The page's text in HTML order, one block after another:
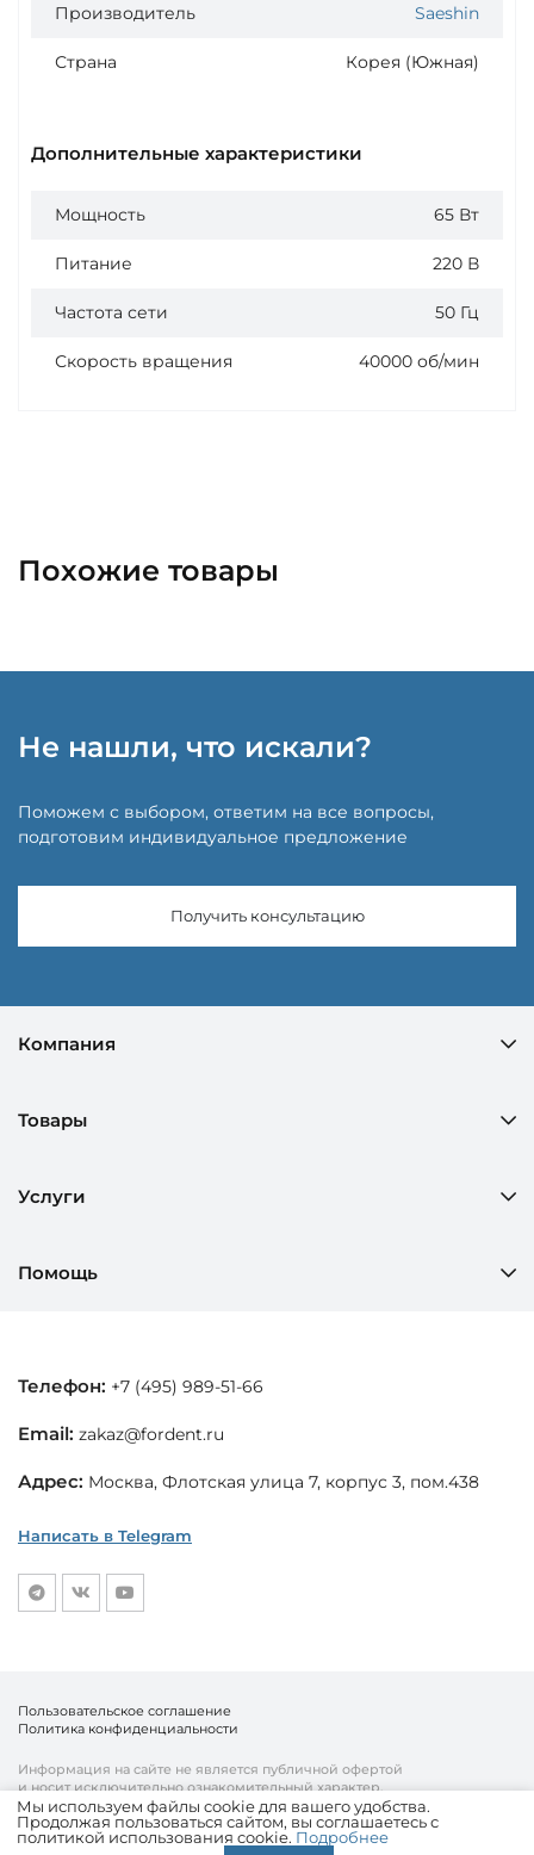
Производитель Saeshin
Страна Корея (Южная)
Дополнительные характеристики
Мощность 65 Вт
Питание 220 В
Частота сети 50 Гц
Скорость вращения 40000 об/мин
Похожие товары
Не нашли, что искали?
Поможем с выбором, ответим на все вопросы,
подготовим индивидуальное предложение
Получить консультацию
Компания
Товары
Услуги
Помощь
Телефон: +7 (495) 989-51-66
Email: zakaz@fordent.ru
Адрес: Москва, Флотская улица 7, корпус 3, пом.438
Написать в Telegram
© «Fordent», 2010—2026
Комплексный подход к вашему бизнесу
Информация на сайте не является публичной офертой
и носит исключительно ознакомительный характер.
Пользовательское соглашение
Политика конфиденциальности
Мы используем файлы cookie для вашего удобства.
Продолжая пользоваться сайтом, вы соглашаетесь с
политикой использования cookie. Подробнее